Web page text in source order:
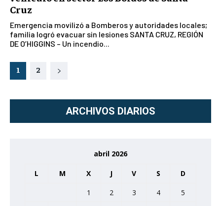
Cruz
Emergencia movilizó a Bomberos y autoridades locales;
familia logró evacuar sin lesiones SANTA CRUZ, REGIÓN
DE O’HIGGINS – Un incendio...
1 2
ARCHIVOS DIARIOS
abril 2026
L M X J V S D
1 2 3 4
5